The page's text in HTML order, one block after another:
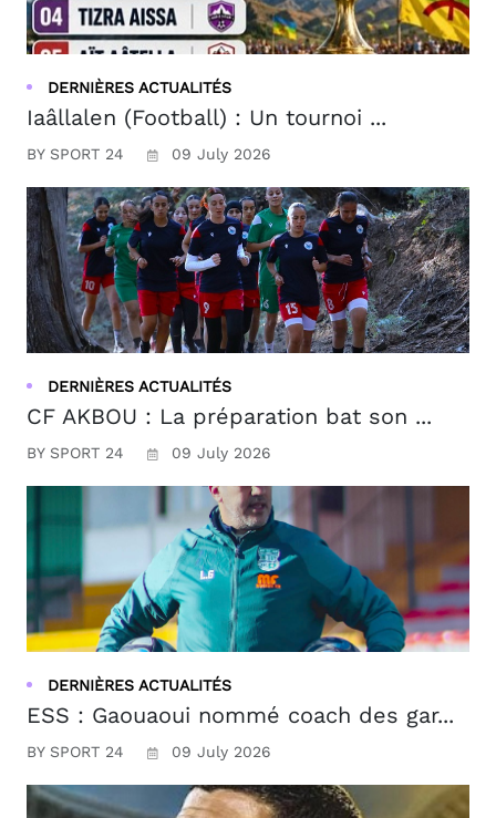
DERNIÈRES ACTUALITÉS
Iaâllalen (Football) : Un tournoi ...
BY SPORT 24 09 July 2026
DERNIÈRES ACTUALITÉS
CF AKBOU : La préparation bat son ...
BY SPORT 24 09 July 2026
DERNIÈRES ACTUALITÉS
ESS : Gaouaoui nommé coach des gar...
BY SPORT 24 09 July 2026